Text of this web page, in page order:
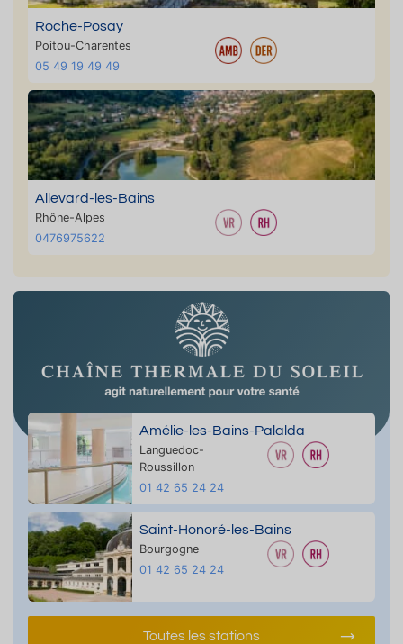
Roche-Posay
Poitou-Charentes
05 49 19 49 49
Allevard-les-Bains
Rhône-Alpes
0476975622
Amélie-les-Bains-Palalda
Languedoc-
Roussillon
01 42 65 24 24
Saint-Honoré-les-Bains
Bourgogne
01 42 65 24 24
Toutes les stations